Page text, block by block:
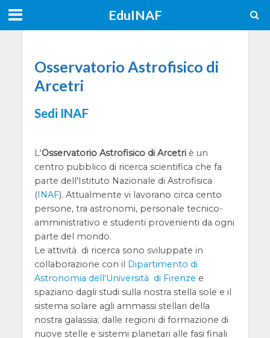
EduINAF
Osservatorio Astrofisico di
Arcetri
Sedi INAF
L'Osservatorio Astrofisico di Arcetriè un
centro pubblico di ricerca scientifica che fa
parte dell'Istituto Nazionale di Astrofisica
(INAF). Attualmente vi lavorano circa cento
persone, tra astronomi, personale tecnico-
amministrativo e studenti provenienti da ogni
parte del mondo.
Le attività di ricerca sono sviluppate in
collaborazione con il Dipartimento di
Astronomia dell'Università di Firenze e
spaziano dagli studi sulla nostra stella sole e il
sistema solare agli ammassi stellari della
nostra galassia; dalle regioni di formazione di
nuove stelle e sistemi planetari alle fasi finali